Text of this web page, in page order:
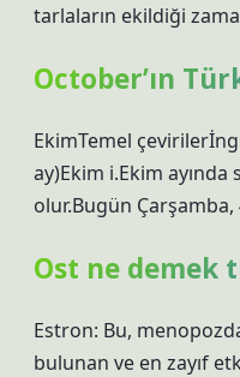
tarlaların ekildiği
October’ın
EkimTemel
ay)Ekim i.Ekim ayında
olur.Bugün Çarşamba,
Ost ne demek
Estron: Bu,
bulunan ve en zayıf